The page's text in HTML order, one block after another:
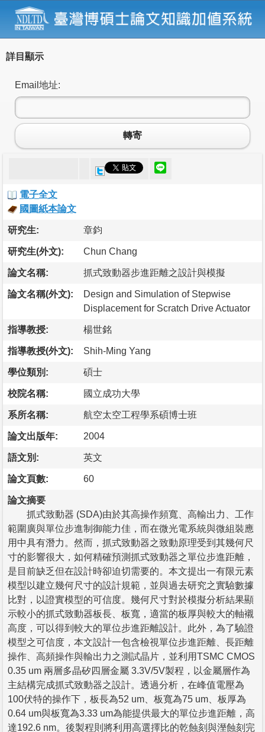
詳目顯示
Email地址:
轉寄
電子全文
國圖紙本論文
研究生: 章鈞
研究生(外文): Chun Chang
論文名稱: 抓式致動器步進距離之設計與模擬
論文名稱(外文):
Design and Simulation of Stepwise
Displacement for Scratch Drive Actuator
指導教授: 楊世銘
指導教授(外文): Shih-Ming Yang
學位類別: 碩士
校院名稱: 國立成功大學
系所名稱: 航空太空工程學系碩博士班
論文出版年: 2004
語文別: 英文
論文頁數: 60
論文摘要
抓式致動器 (SDA)由於其高操作頻寬、高輸出力、工作
範圍廣與單位步進制御能力佳，而在微光電系統與微組裝應
用中具有潛力。然而，抓式致動器之致動原理受到其幾何尺
寸的影響很大，如何精確預測抓式致動器之單位步進距離，
是目前缺乏但在設計時卻迫切需要的。本文提出一有限元素
模型以建立幾何尺寸的設計規範，並與過去研究之實驗數據
比對，以證實模型的可信度。幾何尺寸對於模擬分析結果顯
示較小的抓式致動器板長、板寬，適當的板厚與較大的軸襯
高度，可以得到較大的單位步進距離設計。此外，為了驗證
模型之可信度，本文設計一包含檢視單位步進距離、長距離
操作、高頻操作與輸出力之測試晶片，並利用TSMC CMOS
0.35 um 兩層多晶矽四層金屬 3.3V/5V製程，以金屬層作為
主結構完成抓式致動器之設計。透過分析，在峰值電壓為
100伏特的操作下，板長為52 um、板寬為75 um、板厚為
0.64 um與板寬為3.33 um為能提供最大的單位步進距離，高
達192.6 nm。後製程則將利用高選擇比的乾蝕刻與溼蝕刻完